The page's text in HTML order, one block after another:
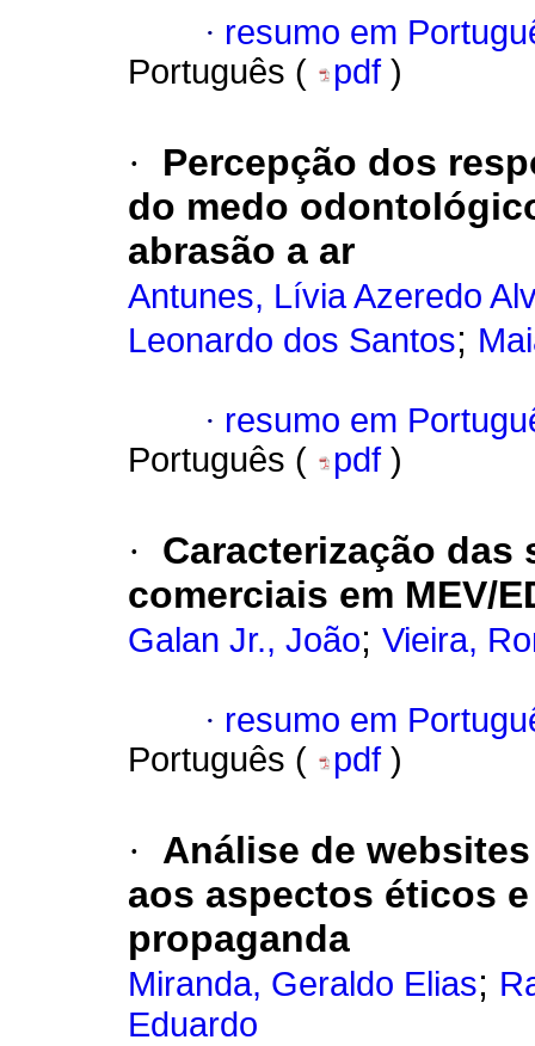
· resumo em
Português (
pdf )
·
Percepção dos
do medo
abrasão a ar
Antunes, Lívia Azeredo
Leonardo dos Santos;
· resumo em
Português (
pdf )
·
Caracterização
comerciais em MEV/
Galan Jr., João; Vieira,
· resumo em
Português (
pdf )
·
Análise de
aos aspectos éticos
propaganda
Miranda, Geraldo Elias;
Eduardo